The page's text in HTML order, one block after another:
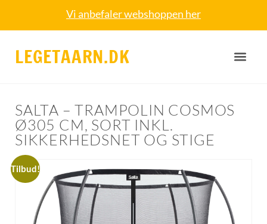
Vi anbefaler webshoppen her
LEGETAARN.DK
SALTA – TRAMPOLIN COSMOS
Ø305 CM, SORT INKL.
SIKKERHEDSNET OG STIGE
Tilbud!